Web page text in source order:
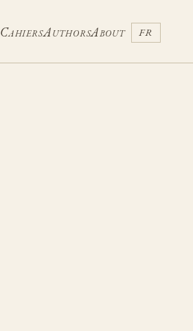
CahiersAuthorsAbout FR